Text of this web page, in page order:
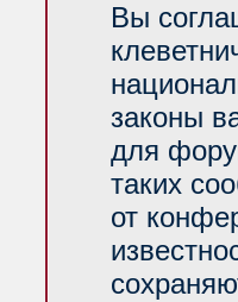
Вы
законы
для
таких
от